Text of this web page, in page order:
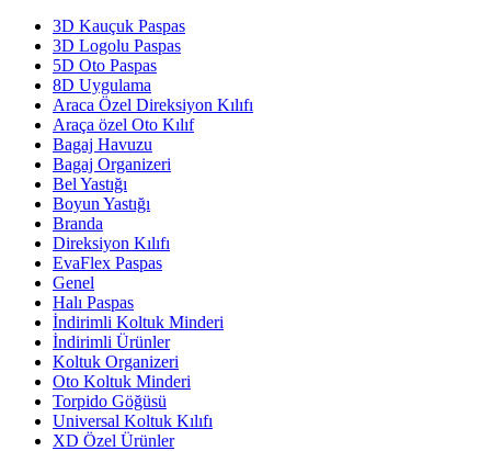
3D Kauçuk Paspas
3D Logolu Paspas
5D Oto Paspas
8D Uygulama
Araca Özel Direksiyon Kılıfı
Araça özel Oto Kılıf
Bagaj Havuzu
Bagaj Organizeri
Bel Yastığı
Boyun Yastığı
Branda
Direksiyon Kılıfı
EvaFlex Paspas
Genel
Halı Paspas
İndirimli Koltuk Minderi
İndirimli Ürünler
Koltuk Organizeri
Oto Koltuk Minderi
Torpido Göğüsü
Universal Koltuk Kılıfı
XD Özel Ürünler